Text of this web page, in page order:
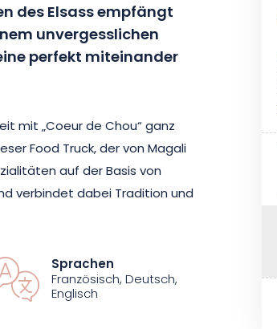
des Elsass empfängt
unvergesslichen
perfekt miteinander
mit „Coeur de Chou“ ganz
Food Truck, der von Magali
auf der Basis von
verbindet dabei Tradition und
zu genießen, die
Aufpreis die Möglichkeit, den
zu 100 % lokalen und
Sprachen
Französisch, Deutsch,
Englisch